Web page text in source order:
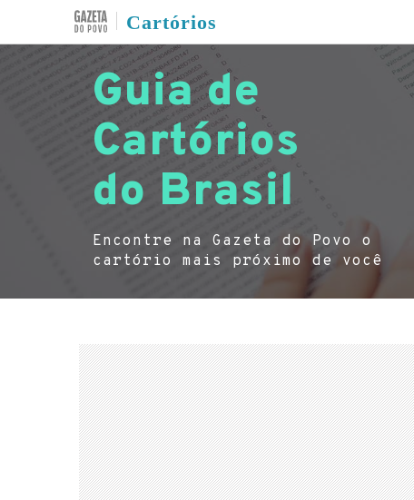
Cartórios
Guia de
Cartórios
do Brasil
Encontre na Gazeta do Povo o
cartório mais próximo de você